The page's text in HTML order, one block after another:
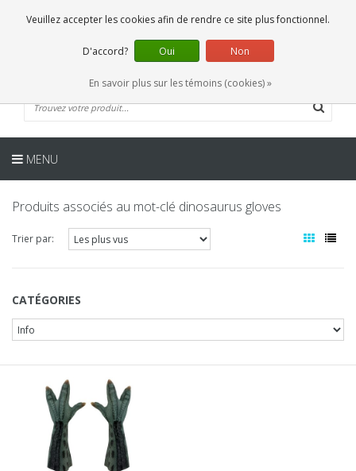
0 Articles
FR
MENU
Produits associés au mot-clé dinosaurus gloves
Trier par:
CATÉGORIES
Veuillez accepter les cookies afin de rendre ce site plus fonctionnel.
D'accord? Oui Non
En savoir plus sur les témoins (cookies) »